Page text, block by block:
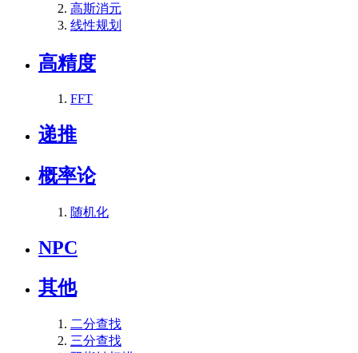
高斯消元
线性规划
高精度
FFT
递推
概率论
随机化
NPC
其他
二分查找
三分查找